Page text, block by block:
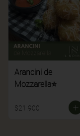
Arancini de
Mozzarella⭐
$21.900